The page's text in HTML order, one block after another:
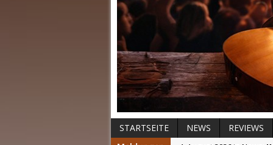
STARTSEITE NEWS REVIEWS